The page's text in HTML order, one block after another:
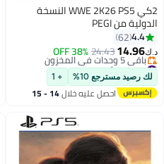
2كي WWE 2K26 PS5 النسخة
الدولية من PEGI
4.4
62
د.ك‏14.96
24.43
38% OFF
#19 في ألعاب الفيديو
أقل سعر في السنة
باقي 5 وحدات في المخزون
#19 في ألعاب الفيديو
لك رصيد مسترجع 10% + 1
احصل عليه خلال 14 - 15